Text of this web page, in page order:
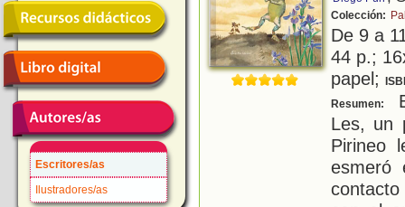
Escritores/as
Ilustradores/as
Colección:
De 9 a
44 p.;
papel;
Resumen:
Les, un
Pirineo
esmeró